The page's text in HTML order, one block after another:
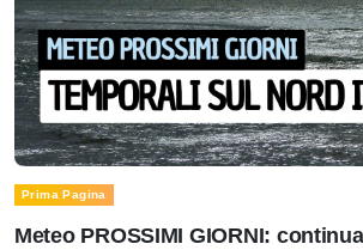
Prima Pagina
Meteo PROSSIMI GIORNI: